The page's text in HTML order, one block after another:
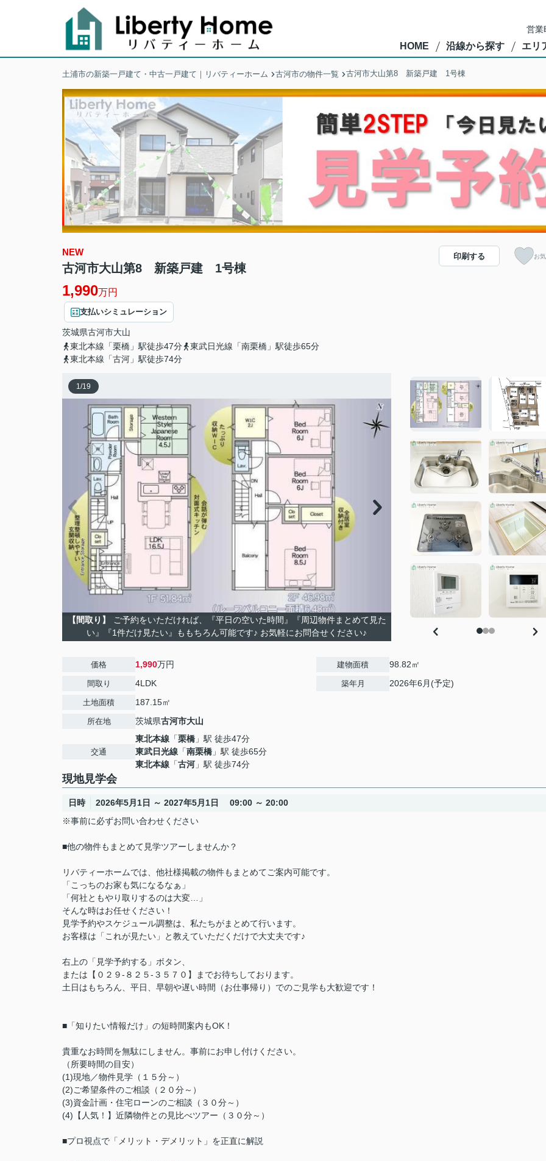
営
HOME 沿線から探す エリ
土浦市の新築一戸建て・中古一戸建て｜リバティーホーム 古河市の物件一覧 古河市大山第8 新築戸建 1号棟
NEW
古河市大山第8 新築戸建 1号棟
1,990万円
支払いシミュレーション
茨城県古河市大山
東北本線「栗橋」駅徒歩47分
東武日光線「南栗橋」駅徒歩65分
東北本線「古河」駅徒歩74分
印刷する お
1/19
【間取り】
ご予約をいただければ、『平日の空いた時間』『周辺物件まとめて見た
い』『1件だけ見たい』ももちろん可能です♪ お気軽にお問合せください♪
価格 1,990万円
間取り 4LDK
土地面積 187.15㎡
所在地 茨城県古河市大山
交通
東北本線 「栗橋 」駅 徒歩47分
東武日光線 「南栗橋 」駅 徒歩65分
東北本線 「古河 」駅 徒歩74分
建物面積 98.82㎡
築年月 2026年6月(予定)
現地見学会
日時
2026年5月1日 ～ 2027年5月1日 09:00 ～ 20:00
※事前に必ずお問い合わせください
■他の物件もまとめて見学ツアーしませんか？
リバティーホームでは、他社様掲載の物件もまとめてご案内可能です。
「こっちのお家も気になるなぁ」
「何社ともやり取りするのは大変…」
そんな時はお任せください！
見学予約やスケジュール調整は、私たちがまとめて行います。
お客様は「これが見たい」と教えていただくだけで大丈夫です♪
右上の「見学予約する」ボタン、
または【０２９-８２５-３５７０】までお待ちしております。
土日はもちろん、平日、早朝や遅い時間（お仕事帰り）でのご見学も大歓迎です！
■「知りたい情報だけ」の短時間案内もOK！
貴重なお時間を無駄にしません。事前にお申し付けください。
（所要時間の目安）
(1)現地／物件見学（１５分～）
(2)ご希望条件のご相談（２０分～）
(3)資金計画・住宅ローンのご相談（３０分～）
(4)【人気！】近隣物件との見比べツアー（３０分～）
■プロ視点で「メリット・デメリット」を正直に解説